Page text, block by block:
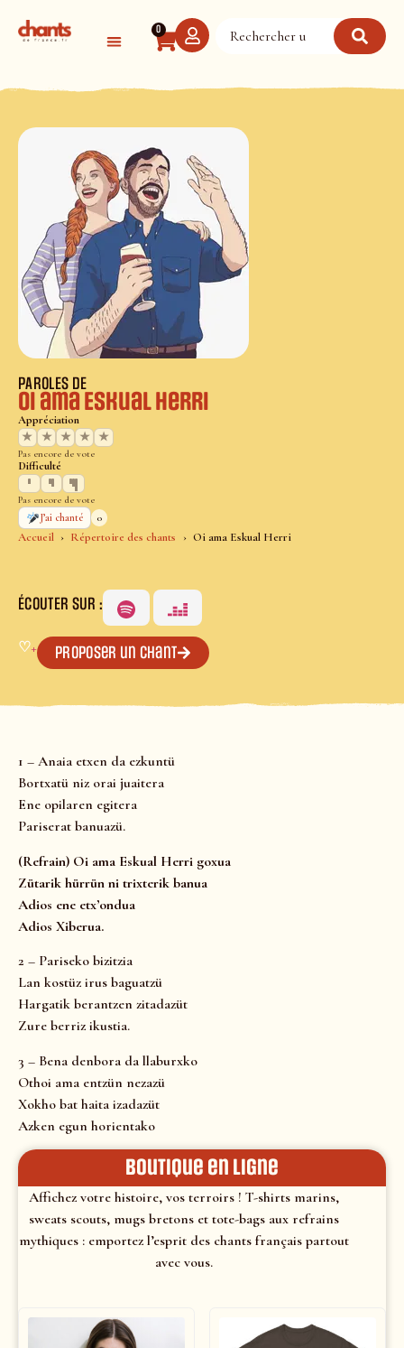
0
Accueil Répertoire des chants Oi ama Eskual Herri
PAROLES DE
Oi ama Eskual Herri
Appréciation
★
★ ★ ★ ★
Pas encore de vote
Difficulté
Pas encore de vote
J’ai chanté
0
ÉCOUTER SUR :
♡+ Proposer un chant
1 – Anaia etxen da ezkuntü
Bortxatü niz orai juaitera
Ene opilaren egitera
Pariserat banuazü.
(Refrain) Oi ama Eskual Herri goxua
Zütarik hürrün ni trixterik banua
Adios ene etx’ondua
Adios Xiberua.
2 – Pariseko bizitzia
Lan kostüz irus baguatzü
Hargatik berantzen zitadazüt
Zure berriz ikustia.
3 – Bena denbora da llaburxko
Othoi ama entzün nezazü
Xokho bat haita izadazüt
Azken egun horientako
Boutique en ligne
Affichez votre histoire, vos terroirs ! T-shirts marins,
sweats scouts, mugs bretons et tote-bags aux refrains
mythiques : emportez l’esprit des chants français partout
avec vous.